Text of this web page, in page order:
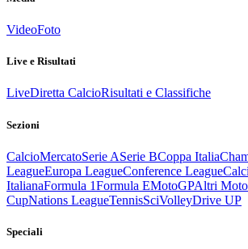
VideoFoto
Live e Risultati
LiveDiretta CalcioRisultati e Classifiche
Sezioni
CalcioMercatoSerie ASerie BCoppa Italia
LeagueEuropa LeagueConference League
ItalianaFormula 1Formula EMotoGPAltri
CupNations LeagueTennisSciVolleyDrive UP
Speciali